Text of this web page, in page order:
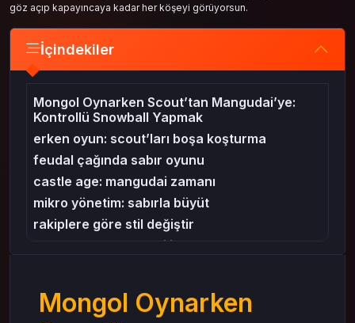
göz açıp kapayıncaya kadar her köşeyi görüyorsun.
İçindekiler
Mongol Oynarken Scout’tan Mangudai’ye:
Kontrollü Snowball Yapmak
erken oyun: scout’ları boşa koşturma
feudal çağında sabır oyunu
castle age: mangudai zamanı
mikro yönetim: sabırla büyüt
rakiplere göre stil değiştir
oyun sonu: mangudai ile kapanış
Mongol Oynarken